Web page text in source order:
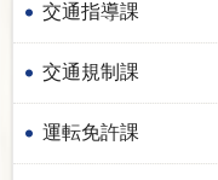
交通指導課
交通規制課
運転免許課